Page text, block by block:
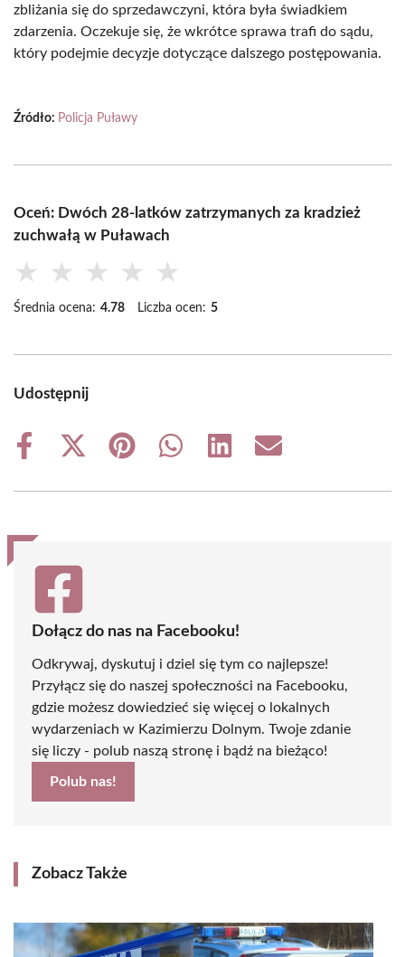
zbliżania się do sprzedawczyni, która była świadkiem
zdarzenia. Oczekuje się, że wkrótce sprawa trafi do sądu,
który podejmie decyzje dotyczące dalszego postępowania.
Źródło: Policja Puławy
Oceń: Dwóch 28-latków zatrzymanych za kradzież
zuchwałą w Puławach
★ ★ ★ ★ ★
Średnia ocena: 4.78 Liczba ocen: 5
Udostępnij
Share
Share
(Twitter)
Share
Share
Share
Share
Dołącz do nas na Facebooku!
Odkrywaj, dyskutuj i dziel się tym co najlepsze!
Przyłącz się do naszej społeczności na Facebooku,
gdzie możesz dowiedzieć się więcej o lokalnych
wydarzeniach w Kazimierzu Dolnym. Twoje zdanie
się liczy - polub naszą stronę i bądź na bieżąco!
Polub nas!
Zobacz Także